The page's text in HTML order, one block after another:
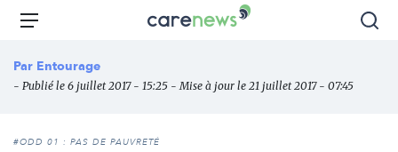
Aller
principal
Carenews,
des
l'engagement
Menu
Par Entourage
- Publié le 6 juillet 2017 - 15:25 - Mise à jour le 21 juillet 2017 - 07:45
#ODD 01 : PAS DE PAUVRETÉ